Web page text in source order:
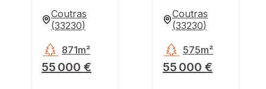
Coutras
(33230)
55 000 €
871m²
Coutras
(33230)
55 000 €
575m²